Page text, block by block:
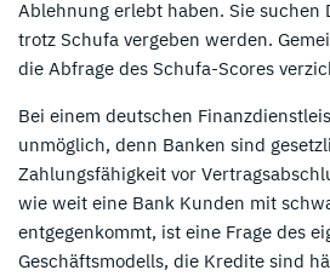
Ablehnung erlebt haben. Sie suchen
trotz Schufa vergeben werden.
die Abfrage des Schufa-Scores
Bei einem deutschen
unmöglich, denn Banken sind
Zahlungsfähigkeit vor
wie weit eine Bank Kunden mit
entgegenkommt, ist eine Frage des
Geschäftsmodells, die Kredite sind